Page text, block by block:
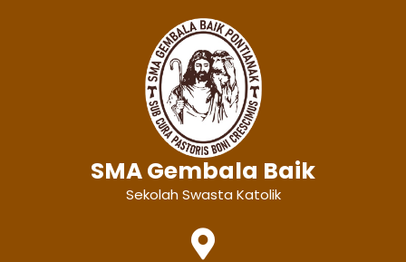
SMA Gembala Baik
Sekolah Swasta Katolik